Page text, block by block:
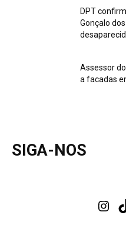
DPT
Gonçalo
Assessor
a facadas
SIGA-NOS